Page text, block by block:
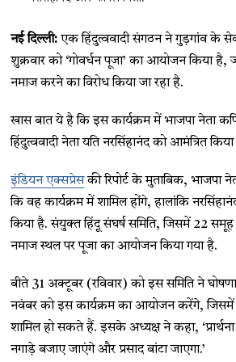
नई दिल्ली: एक हिंदुत्ववादी संगठन ने गुड़गांव के
शुक्रवार को ‘गोवर्धन पूजा’ का आयोजन किया
नमाज करने का विरोध किया जा रहा है.
खास बात ये है कि इस कार्यक्रम में भाजपा नेता
हिंदुत्ववादी नेता यति नरसिंहानंद को आमंत्रित
इंडियन एक्सप्रेसकी रिपोर्ट के मुताबिक, भाजपा
कि वह कार्यक्रम में शामिल होंगे, हालांकि
किया है. संयुक्त हिंदू संघर्ष समिति, जिसमें 22 समूह
नमाज स्थल पर पूजा का आयोजन किया गया है.
बीते 31 अक्टूबर (रविवार) को इस समिति ने
नवंबर को इस कार्यक्रम का आयोजन करेंगे,
शामिल हो सकते हैं. इसके अध्यक्ष ने कहा,
नगाड़े बजाए जाएंगे और प्रसाद बांटा जाएगा.’